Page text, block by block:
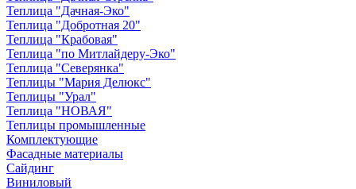
Теплица "Дачная-Эко"
Теплица "Добротная 20"
Теплица "Крабовая"
Теплица "по Митлайдеру-Эко"
Теплица "Северянка"
Теплицы "Мария Делюкс"
Теплицы "Урал"
Теплица "НОВАЯ"
Теплицы промышленные
Комплектующие
Фасадные материалы
Сайдинг
Виниловый